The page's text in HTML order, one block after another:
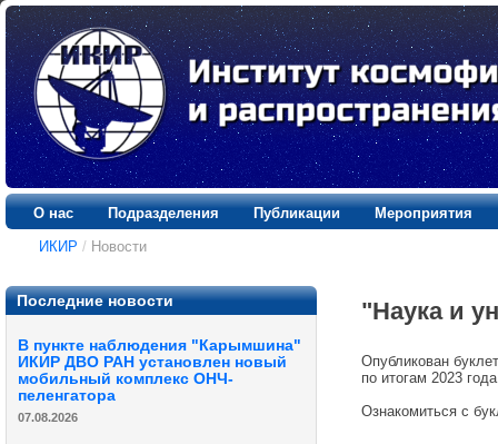
О нас Подразделения Публикации
Мероприятия
ИКИР / Новости
Последние новости
В пункте наблюдения "Карымшина"
ИКИР ДВО РАН установлен новый
мобильный комплекс ОНЧ-
пеленгатора
07.08.2026
"Наука и
Опубликован
по итогам 2023
Ознакомиться с